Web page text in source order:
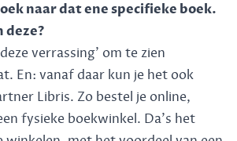
naar dat ene specifieke boek.
deze?
verrassing' om te zien
En: vanaf daar kun je het ook
Libris. Zo bestel je online,
fysieke boekwinkel. Da's het